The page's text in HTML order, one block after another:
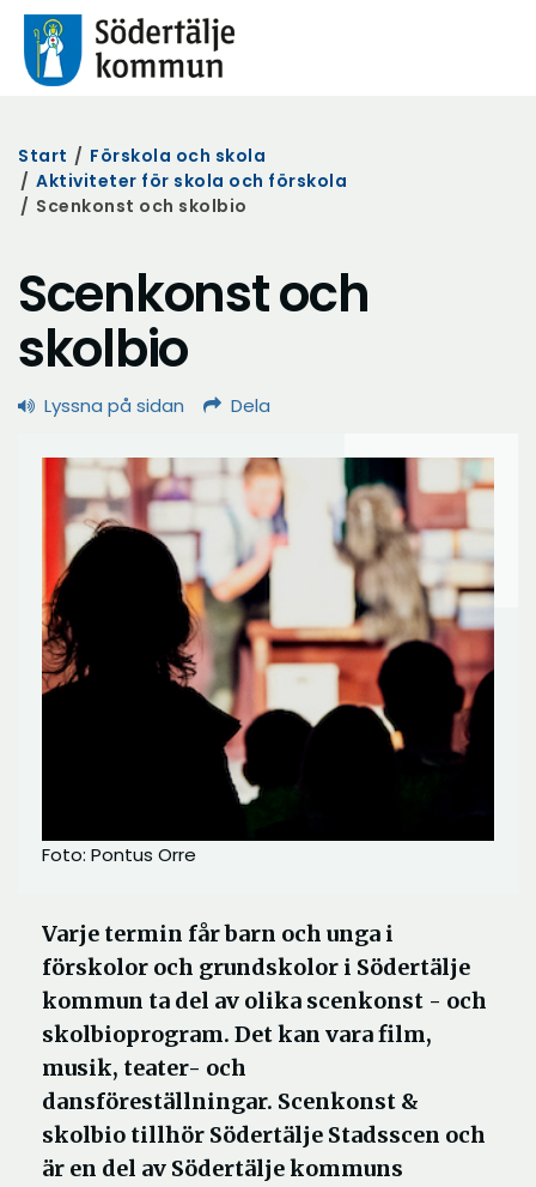
Start / Förskola och skola
/ Aktiviteter för skola och förskola
/ Scenkonst och skolbio
Scenkonst och
skolbio
Lyssna på sidan Dela
Foto: Pontus Orre
Varje termin får barn och unga i
förskolor och grundskolor i Södertälje
kommun ta del av olika scenkonst - och
skolbioprogram. Det kan vara film,
musik, teater- och
dansföreställningar. Scenkonst &
skolbio tillhör Södertälje Stadsscen och
är en del av Södertälje kommuns